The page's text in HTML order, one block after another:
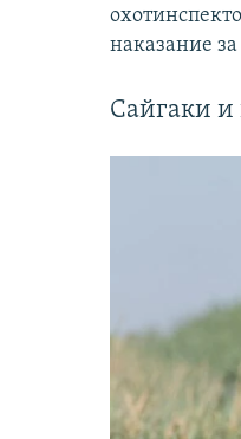
наказание
Сайгаки